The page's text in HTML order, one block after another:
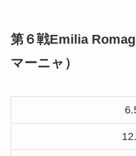
第６戦Emilia
マーニャ）